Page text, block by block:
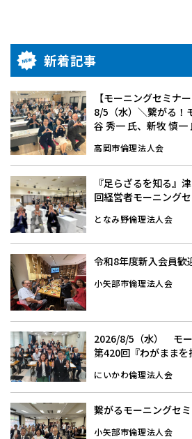
新着記事
【モーニングセミナ
8/5（水）＼繋がる！
谷 秀一 氏、新牧 慎一
高岡市倫理法人会
『足らざるを知る
回経営者モーニング
となみ野倫理法人会
令和8年度新入会員歓
小矢部市倫理法人会
2026/8/5（水） モー
第420回『わがままを
にいかわ倫理法人会
繋がるモーニングセ
小矢部市倫理法人会